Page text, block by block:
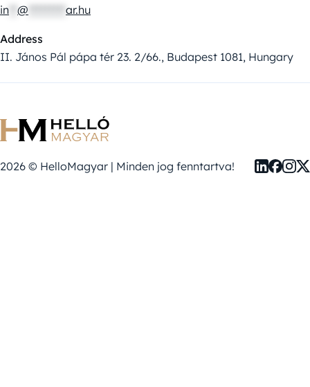
in @ ar.hu
Address
II. János Pál pápa tér 23. 2/66., Budapest 1081, Hungary
2026 © HelloMagyar | Minden jog fenntartva!